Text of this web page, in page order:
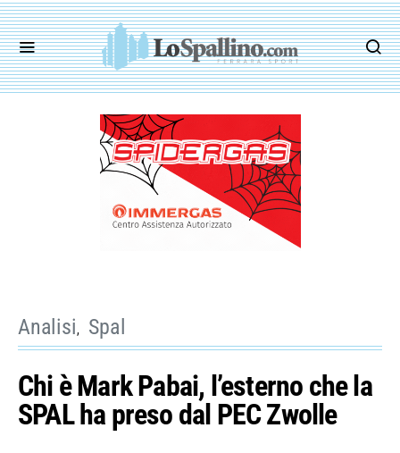
Analisi Spal
Chi è Mark Pabai, l’esterno che la
SPAL ha preso dal PEC Zwolle